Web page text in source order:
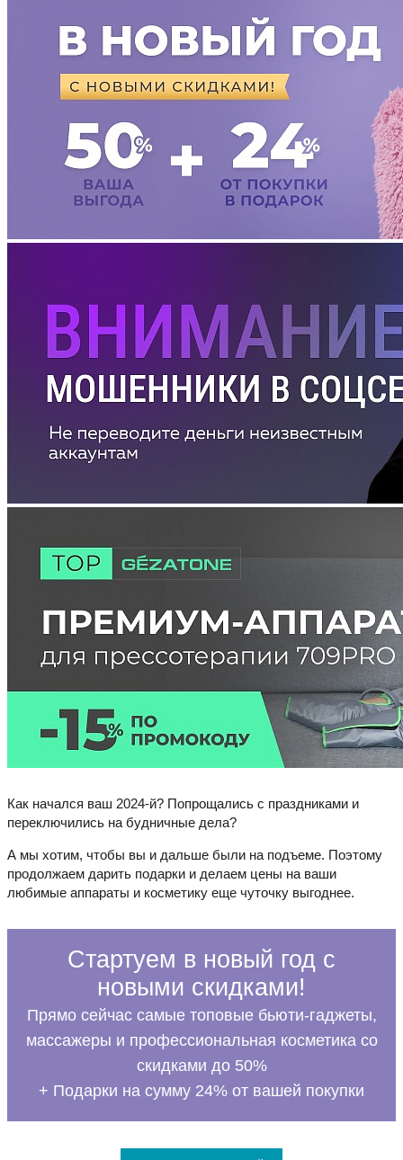
Как начался ваш 2024-й? Попрощались с праздниками и
переключились на будничные дела?
А мы хотим, чтобы вы и дальше были на подъеме. Поэтому
продолжаем дарить подарки и делаем цены на ваши
любимые аппараты и косметику еще чуточку выгоднее.
Стартуем в новый год с
новыми скидками!
Прямо сейчас самые топовые бьюти-гаджеты,
массажеры и профессиональная косметика со
скидками до 50%
+ Подарки на сумму 24% от вашей покупки